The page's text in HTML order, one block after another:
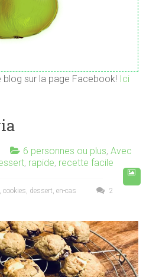
blog sur la page Facebook! Ici
6 personnes ou plus,Avec
, rapide, recette facile
,cookies, dessert,en-cas
2